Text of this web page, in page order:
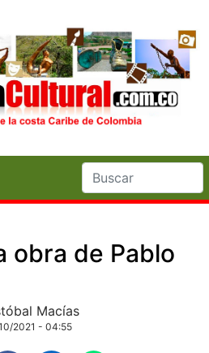
obra de Pablo
Macías
2021 - 04:55